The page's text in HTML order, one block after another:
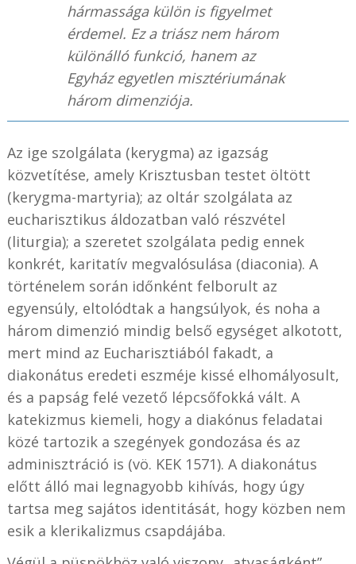
hármassága külön is figyelmet
érdemel. Ez a triász nem három
különálló funkció, hanem az
Egyház egyetlen misztériumának
három dimenziója.
Az ige szolgálata (kerygma) az igazság
közvetítése, amely Krisztusban testet öltött
(kerygma-martyria); az oltár szolgálata az
eucharisztikus áldozatban való részvétel
(liturgia); a szeretet szolgálata pedig ennek
konkrét, karitatív megvalósulása (diaconia). A
történelem során időnként felborult az
egyensúly, eltolódtak a hangsúlyok, és noha a
három dimenzió mindig belső egységet alkotott,
mert mind az Eucharisztiából fakadt, a
diakonátus eredeti eszméje kissé elhomályosult,
és a papság felé vezető lépcsőfokká vált. A
katekizmus kiemeli, hogy a diakónus feladatai
közé tartozik a szegények gondozása és az
adminisztráció is (vö. KEK 1571). A diakonátus
előtt álló mai legnagyobb kihívás, hogy úgy
tartsa meg sajátos identitását, hogy közben nem
esik a klerikalizmus csapdájába.